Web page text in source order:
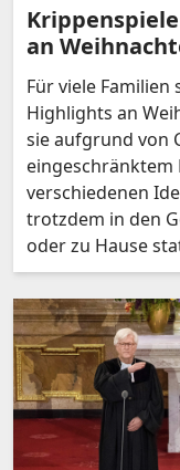
an
Für viele
Highlights an
sie aufgrund von
verschiedenen
trotzdem in den
oder zu Hause